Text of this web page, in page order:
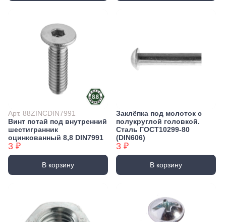
Арт. 88ZINCDIN7991
Винт потай под внутренний
шестигранник
оцинкованный 8,8 DIN7991
3 ₽
В корзину
Заклёпка под молоток с
полукруглой головкой.
Сталь ГОСТ10299-80
(DIN606)
3 ₽
В корзину